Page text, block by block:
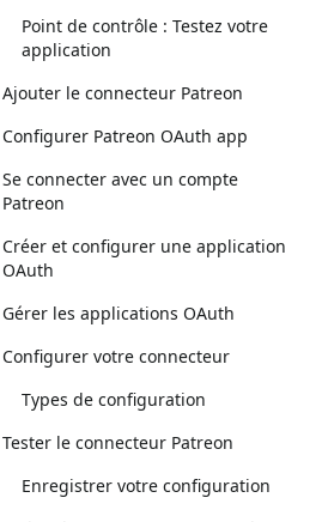
Point de contrôle : Testez votre
application
Ajouter le connecteur Patreon
Configurer Patreon OAuth app
Se connecter avec un compte
Patreon
Créer et configurer une application
OAuth
Gérer les applications OAuth
Configurer votre connecteur
Types de configuration
Tester le connecteur Patreon
Enregistrer votre configuration